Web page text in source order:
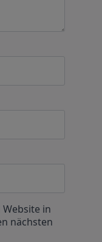
Website in
nächsten